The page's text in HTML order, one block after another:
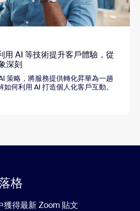
用 AI 等技術提升客戶體驗，從
深刻
策略，將服務提供轉化昇華為一趟
何利用 AI 打造個人化客戶互動。
格
獲得最新 Zoom 貼文